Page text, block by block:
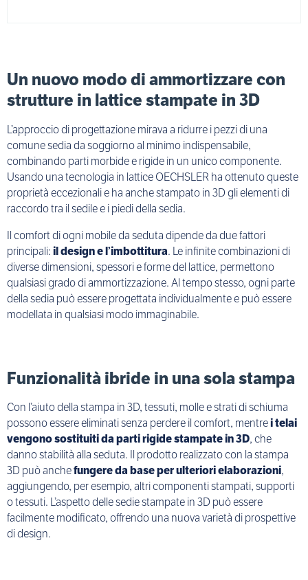
Un nuovo modo di ammortizzare con
strutture in lattice stampate in 3D
L’approccio di progettazione mirava a ridurre i pezzi di una
comune sedia da soggiorno al minimo indispensabile,
combinando parti morbide e rigide in un unico componente.
Usando una tecnologia in lattice OECHSLER ha ottenuto queste
proprietà eccezionali e ha anche stampato in 3D gli elementi di
raccordo tra il sedile e i piedi della sedia.
Il comfort di ogni mobile da seduta dipende da due fattori
principali:il design e l’imbottitura. Le infinite combinazioni di
diverse dimensioni, spessori e forme del lattice, permettono
qualsiasi grado di ammortizzazione. Al tempo stesso, ogni parte
della sedia può essere progettata individualmente e può essere
modellata in qualsiasi modo immaginabile.
Funzionalità ibride in una sola stampa
Con l’aiuto della stampa in 3D, tessuti, molle e strati di schiuma
possono essere eliminati senza perdere il comfort, mentrei telai
vengono sostituiti da parti rigide stampate in 3D, che
danno stabilità alla seduta. Il prodotto realizzato con la stampa
3D può anchefungere da base per ulteriori elaborazioni,
aggiungendo, per esempio, altri componenti stampati, supporti
o tessuti. L’aspetto delle sedie stampate in 3D può essere
facilmente modificato, offrendo una nuova varietà di prospettive
di design.